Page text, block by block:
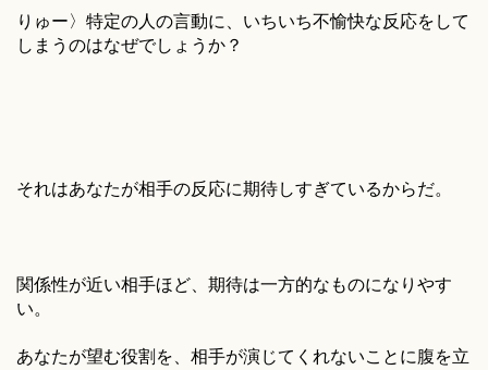
りゅー〉特定の人の言動に、いちいち不愉快な反応をして
しまうのはなぜでしょうか？
それはあなたが相手の反応に期待しすぎているからだ。
関係性が近い相手ほど、期待は一方的なものになりやす
い。
あなたが望む役割を、相手が演じてくれないことに腹を立